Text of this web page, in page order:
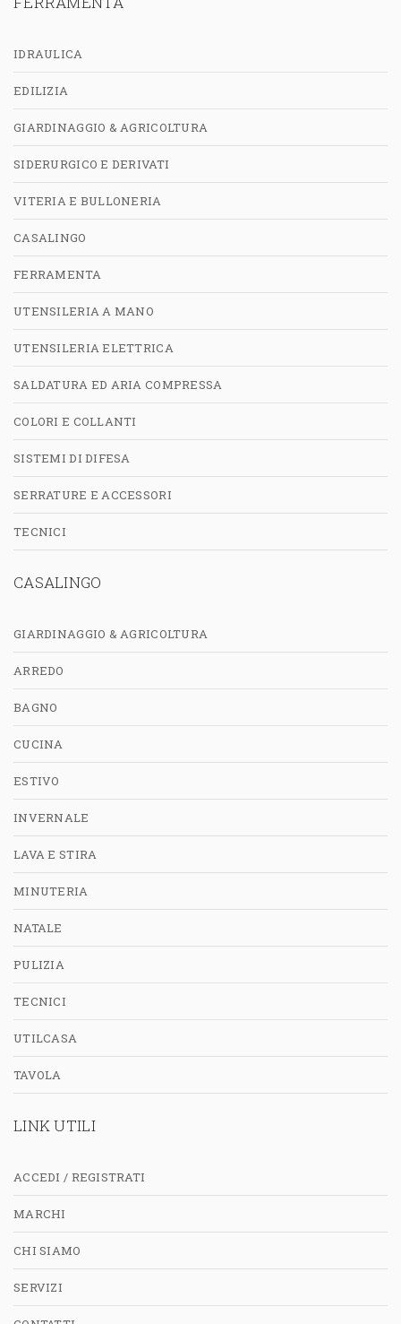
IDRAULICA
EDILIZIA
GIARDINAGGIO & AGRICOLTURA
SIDERURGICO E DERIVATI
VITERIA E BULLONERIA
CASALINGO
FERRAMENTA
UTENSILERIA A MANO
UTENSILERIA ELETTRICA
SALDATURA ED ARIA COMPRESSA
COLORI E COLLANTI
SISTEMI DI DIFESA
SERRATURE E ACCESSORI
TECNICI
CASALINGO
GIARDINAGGIO & AGRICOLTURA
ARREDO
BAGNO
CUCINA
ESTIVO
INVERNALE
LAVA E STIRA
MINUTERIA
NATALE
PULIZIA
TECNICI
UTILCASA
TAVOLA
LINK UTILI
ACCEDI / REGISTRATI
MARCHI
CHI SIAMO
SERVIZI